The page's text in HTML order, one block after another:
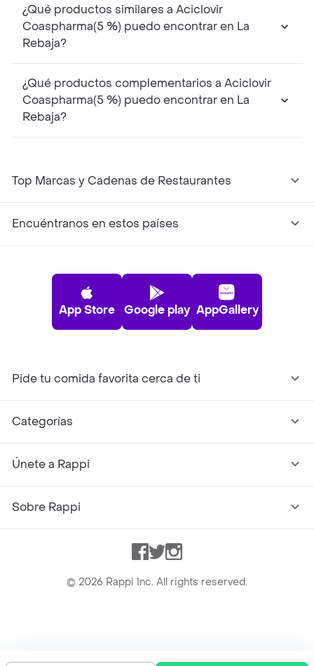
¿Qué productos similares a Aciclovir
Coaspharma(5 %) puedo encontrar en La
Rebaja?
¿Qué productos complementarios a Aciclovir
Coaspharma(5 %) puedo encontrar en La
Rebaja?
Top Marcas y Cadenas de Restaurantes
Encuéntranos en estos países
App Store Google play AppGallery
Pide tu comida favorita cerca de ti
Categorías
Únete a Rappi
Sobre Rappi
Facebook
TwitterInstagram
© 2026 Rappi Inc. All rights reserved.